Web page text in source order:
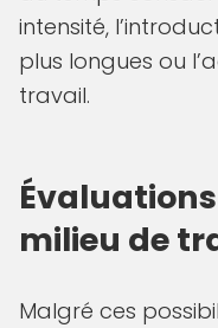
intensité,
plus longues ou
travail.
milieu de
Malgré ces